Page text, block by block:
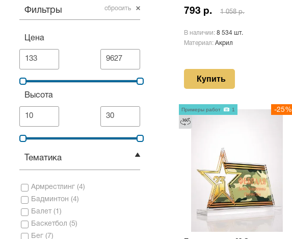
Фильтры сбросить
Цена
Высота
Тематика
Армрестлинг (4)
Бадминтон (4)
Балет(1 )
Баскетбол (5)
Бег ( 7)
793 р. 1 058 р.
В наличии: 8 534 шт.
Материал: Акрил
Купить
-25%
Примеры работ 1